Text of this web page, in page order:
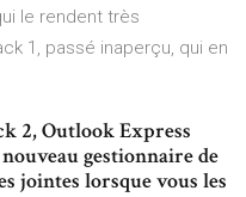
le rendent très
1, passé inaperçu, qui en
2, Outlook Express
gestionnaire de
jointes lorsque vous les